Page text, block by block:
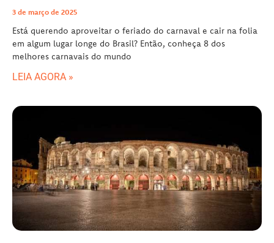
3 de março de 2025
Está querendo aproveitar o feriado do carnaval e cair na folia
em algum lugar longe do Brasil? Então, conheça 8 dos
melhores carnavais do mundo
LEIA AGORA »